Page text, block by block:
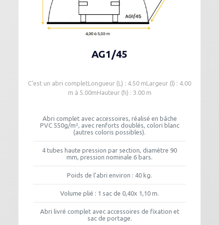
AG1/45
C’est un abri completLongueur (L) : 4.50 mLargeur (l) : 4.00
m à 5.00mHauteur (h) : 3.00 m
Abri complet avec accessoires, réalisé en bâche
PVC 550g/m², avec renforts doublés, colori blanc
(autres coloris possibles).
4 tubes haute pression par section, diamètre 90
mm, pression nominale 6 bars.
Poids de l’abri environ : 40 kg.
Volume plié : 1 sac de 0,40x 1,10 m.
Abri livré complet avec accessoires de fixation et
sac de portage.